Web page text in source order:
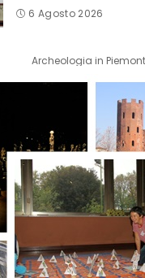
6 Agosto 2026
Archeologia in